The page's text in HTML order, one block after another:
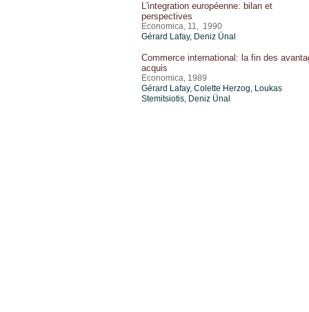
L'integration européenne: bilan et
perspectives
Economica, 11, 1990
Gérard Lafay, Deniz Ünal
Commerce international: la fin des
acquis
Economica, 1989
Gérard Lafay, Colette Herzog, Loukas
Stemitsiotis, Deniz Ünal